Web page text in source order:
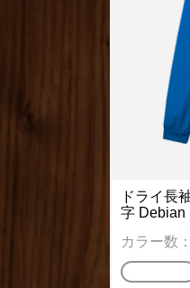
ドライ長
字 Debian
カラー数